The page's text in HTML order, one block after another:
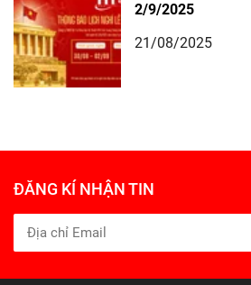
2/9/2025
21/08/2025
ĐĂNG KÍ NHẬN TIN